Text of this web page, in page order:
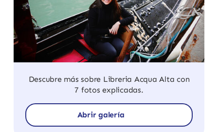
Descubre más sobre Libreria Acqua Alta con
7 fotos explicadas.
Abrir galería